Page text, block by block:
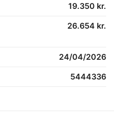
19.350 kr.
26.654 kr.
24/04/2026
5444336